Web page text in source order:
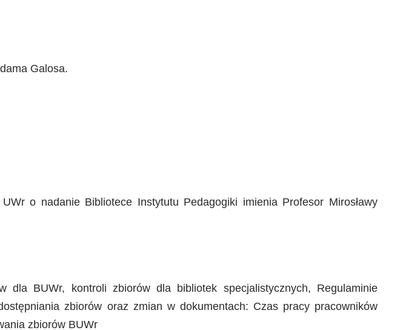
Galosa.
o nadanie Bibliotece Instytutu Pedagogiki imienia Profesor Mirosławy
dla BUWr, kontroli zbiorów dla bibliotek specjalistycznych, Regulaminie
zbiorów oraz zmian w dokumentach: Czas pracy pracowników
zbiorów BUWr